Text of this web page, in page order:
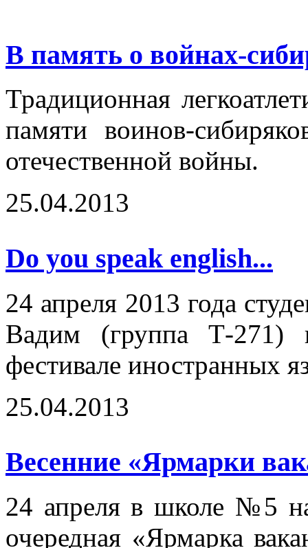
В память о войнах-
Традиционная
памяти воинов-
отечественной войны.
25.04.2013
Do you speak english...
24 апреля 2013 года
Вадим (группа Т-271)
фестивале иностранных
25.04.2013
Весенние «Ярмарки
24 апреля в школе №5
очередная «Ярмарка